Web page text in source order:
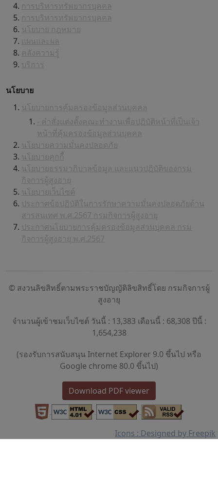
การบริหารทรัพยากรบุคคล
การบริหารทรัพยากรบุคคล
นโยบาย กฎหมาย
แผนและผล
คลังความรู้
บริการ
นโยบาย
นโยบายการคุ้มครองข้อมูลส่วนบุคคล
- คำสั่งแต่งตั้งคณะทำงานเพื่อปฏิบัติหน้าที่เป็นเจ้า
หน้าที่คุ้มครองข้อมูลส่วนบุคคล
นโยบายความมั่นคงปลอดภัย
นโยบายคุกกี้
นโยบายธรรมาภิบาลข้อมูล และแนวปฏิบัติของกรม
กิจการผู้สูงอายุ
นโยบายเว็บไซต์
ประกาศข้อปฏิบัติในการรักษาความมั่นคงปลอดภัยด้าน
สารสนเทศ พ.ศ.2567 กรมกิจการผู้สูงอายุ
ประกาศนโยบายการคุ้มครองข้อมูลส่วนบุคคล กรม
กิจการผู้สูงอายุ พ.ศ.2567
© สงวนลิขสิทธิ์ตามพระราชบัญญัติลิขสิทธิ์โดย กรมกิจการผู้
สูงอายุ
จำนวนผู้เข้าชมเว็บไซต์ วันนี้ : 13,383 เดือนนี้ : 68,308 ปีนี้ :
1,654,238
(รองรับการสนับสนุน Internet Explorer 9.0 ขึ้นไป หรือ
Google chrome 80.0 ขึ้นไป)
Download PDF viewer
Icons : Designed by Freepik